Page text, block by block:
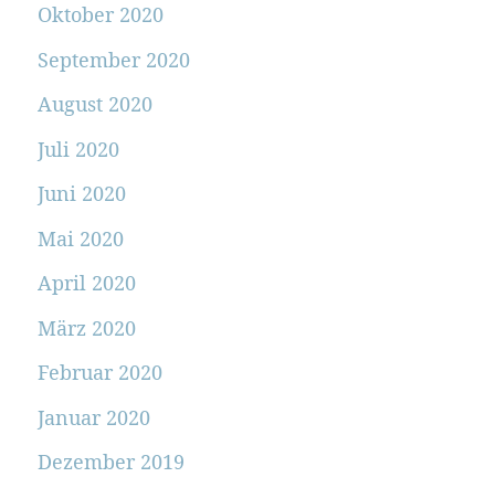
Oktober 2020
September 2020
August 2020
Juli 2020
Juni 2020
Mai 2020
April 2020
März 2020
Februar 2020
Januar 2020
Dezember 2019